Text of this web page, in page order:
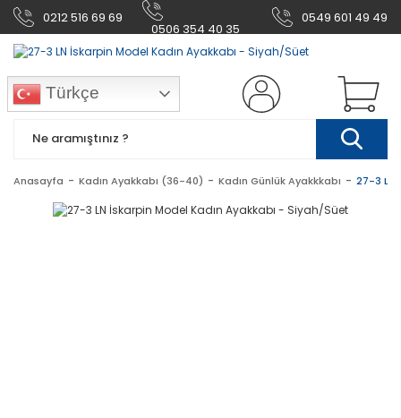
0212 516 69 69
0506 354 40 35
0549 601 49 49
Türkçe
Anasayfa Kadın Ayakkabı (36-40) Kadın Günlük Ayakkkabı 27-3 LN